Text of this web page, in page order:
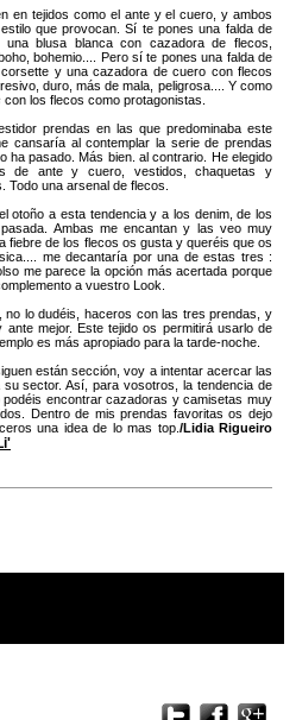
en tejidos como el ante y el cuero, y ambos
que provocan. Sí te pones una falda de
blusa blanca con cazadora de flecos,
bohemio.... Pero sí te pones una falda de
y una cazadora de cuero con flecos
duro, más de mala, peligrosa.... Y como
con los flecos como protagonistas.
prendas en las que predominaba este
cansaría al contemplar la serie de prendas
ha pasado. Más bien. al contrario. He elegido
de ante y cuero, vestidos, chaquetas y
una arsenal de flecos.
otoño a esta tendencia y a los denim, de los
Ambas me encantan y las veo muy
fiebre de los flecos os gusta y queréis que os
me decantaría por una de estas tres :
me parece la opción más acertada porque
a vuestro Look.
lo dudéis, haceros con las tres prendas, y
mejor. Este tejido os permitirá usarlo de
es más apropiado para la tarde-noche.
están sección, voy a intentar acercar las
sector. Así, para vosotros, la tendencia de
encontrar cazadoras y camisetas muy
Dentro de mis prendas favoritas os dejo
una idea de lo mas top. /Lidia Rigueiro